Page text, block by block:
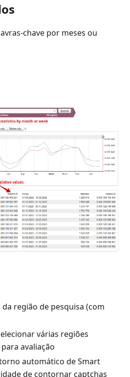
chave por meses ou
região de pesquisa (com
várias regiões
avaliação
automático de Smart
de contornar captchas